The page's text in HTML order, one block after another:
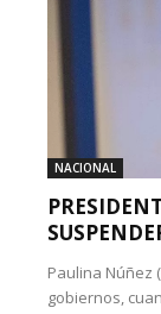
NACIONAL
Paulina Núñez
gobiernos,